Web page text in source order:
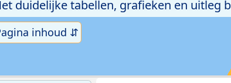
duidelijke tabellen, grafieken en uitleg
inhoud ⇵